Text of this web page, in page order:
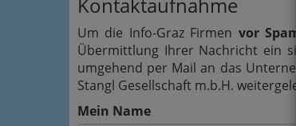
Um die Info-Graz Firmen vor
Übermittlung Ihrer Nachricht ein
umgehend per Mail an das
Stangl Gesellschaft m.b.H.
Mein Name